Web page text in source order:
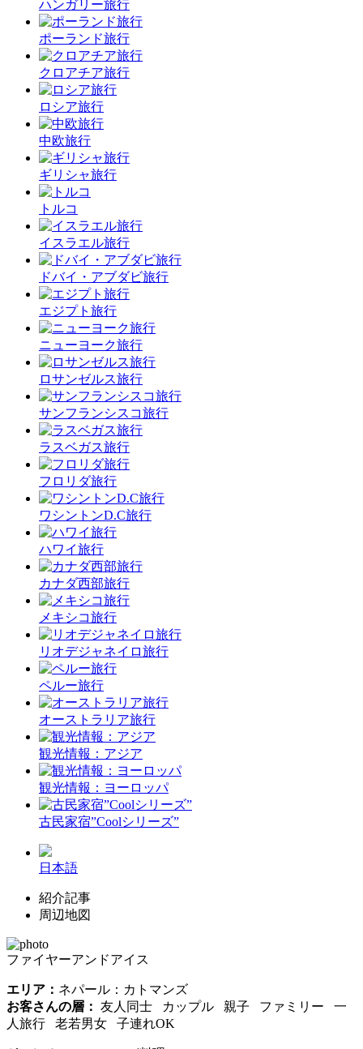
ハンガリー旅行
ポーランド旅行
クロアチア旅行
ロシア旅行
中欧旅行
ギリシャ旅行
トルコ
イスラエル旅行
ドバイ・アブダビ旅行
エジプト旅行
ニューヨーク旅行
ロサンゼルス旅行
サンフランシスコ旅行
ラスベガス旅行
フロリダ旅行
ワシントンD.C旅行
ハワイ旅行
カナダ西部旅行
メキシコ旅行
リオデジャネイロ旅行
ペルー旅行
オーストラリア旅行
観光情報：アジア
観光情報：ヨーロッパ
古民家宿”Coolシリーズ”
日本語
紹介記事
周辺地図
ファイヤーアンドアイス
エリア： ネパール：カトマンズ
お客さんの層： 友人同士 カップル 親子 ファミリー 一
人旅行 老若男女 子連れOK